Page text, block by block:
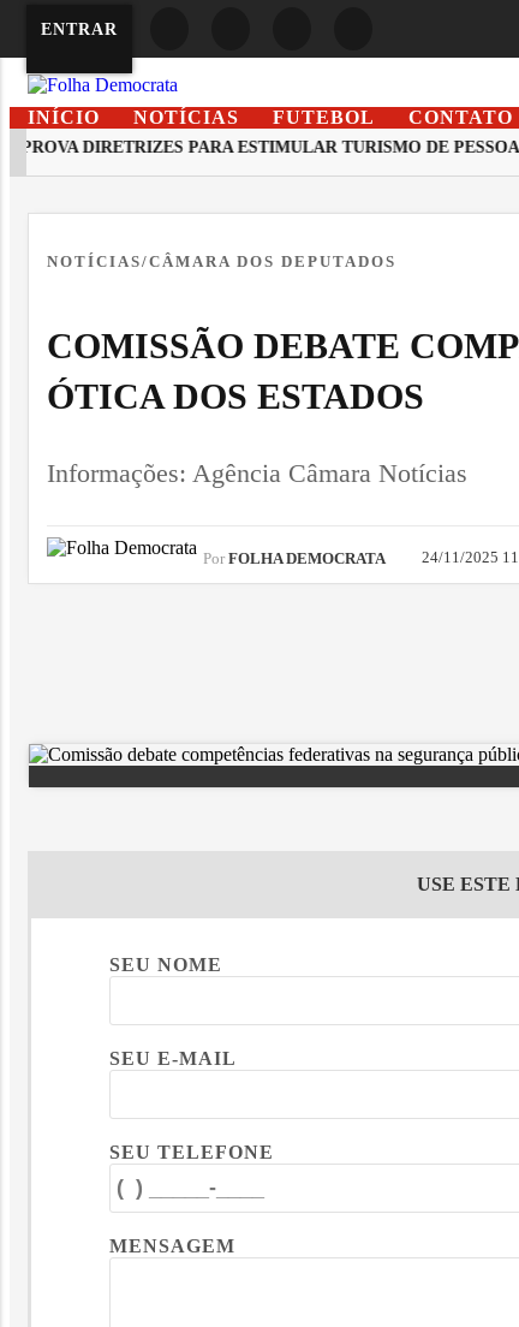
ENTRAR
INÍCIO NOTÍCIAS FUTEBOL CONTATO
DIRETRIZES PARA ESTIMULAR TURISMO DE PESSOAS
NOTÍCIAS/CÂMARA DOS DEPUTADOS
COMISSÃO DEBATE
ÓTICA DOS ESTADOS
Informações: Agência Câmara Notícias
Por FOLHA DEMOCRATA 24/11/2025
USE ESTE
SEU NOME
SEU E-MAIL
SEU TELEFONE
MENSAGEM